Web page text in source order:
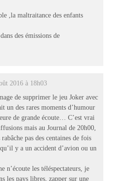
,la maltraitance des enfants
des émissions de
2016 à 18h03
de supprimer le jeu Joker avec
un des rares moments d’humour
de grande écoute… C’est vrai
mais au Journal de 20h00,
pas des centaines de fois
y a un accident d’avion ou un
n’écoute les téléspectateurs, je
les pays libres, zapper sur une